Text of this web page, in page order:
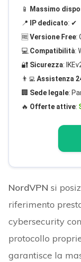
📱
Massimo
📍
IP dedicato: ✔
🆓Versione Free:
💻 Compatibilità:
🔐 Sicurezza:
👨‍💻Assistenza
🏢 Sede legale:
🔥 Offerte attive:
NordVPN si
riferimento
cybersecurity
protocollo
garantisce la